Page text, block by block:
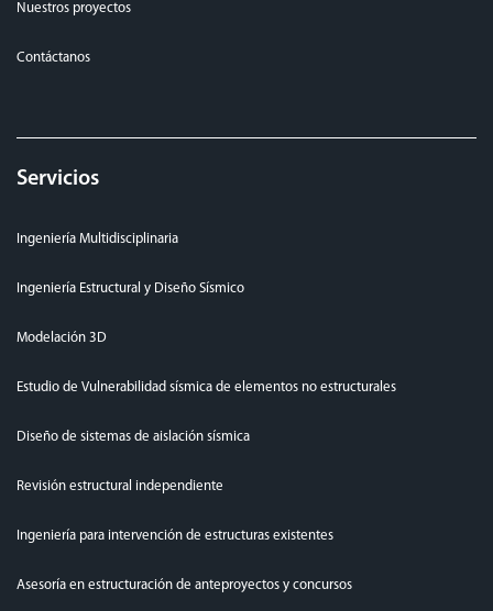
Nuestros proyectos
Contáctanos
Servicios
Ingeniería Multidisciplinaria
Ingeniería Estructural y Diseño Sísmico
Modelación 3D
Estudio de Vulnerabilidad sísmica de elementos no estructurales
Diseño de sistemas de aislación sísmica
Revisión estructural independiente
Ingeniería para intervención de estructuras existentes
Asesoría en estructuración de anteproyectos y concursos